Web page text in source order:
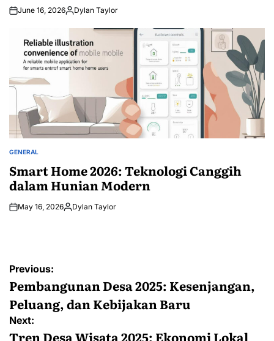
June 16, 2026Posted
Dylan Taylor
POSTED
GENERAL
Smart Home 2026: Teknologi Canggih
dalam Hunian Modern
May 16, 2026Posted
Dylan Taylor
Post
navigation
Previous:
Pembangunan Desa 2025: Kesenjangan,
Peluang, dan Kebijakan Baru
Next:
Tren Desa Wisata 2025: Ekonomi Lokal